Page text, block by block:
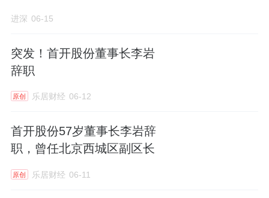
住的，所以在科学公园景观上也并没有太大优
面对两个新国标盘的围剿，金硕瑞府很聪明，
也就是说，这45%的去化，也可以说是金硕瑞
进深 06-15
突发！首开股份董事长李岩
辞职
原创 乐居财经 06-12
首开股份57岁董事长李岩辞
职，曾任北京西城区副区长
原创 乐居财经 06-11